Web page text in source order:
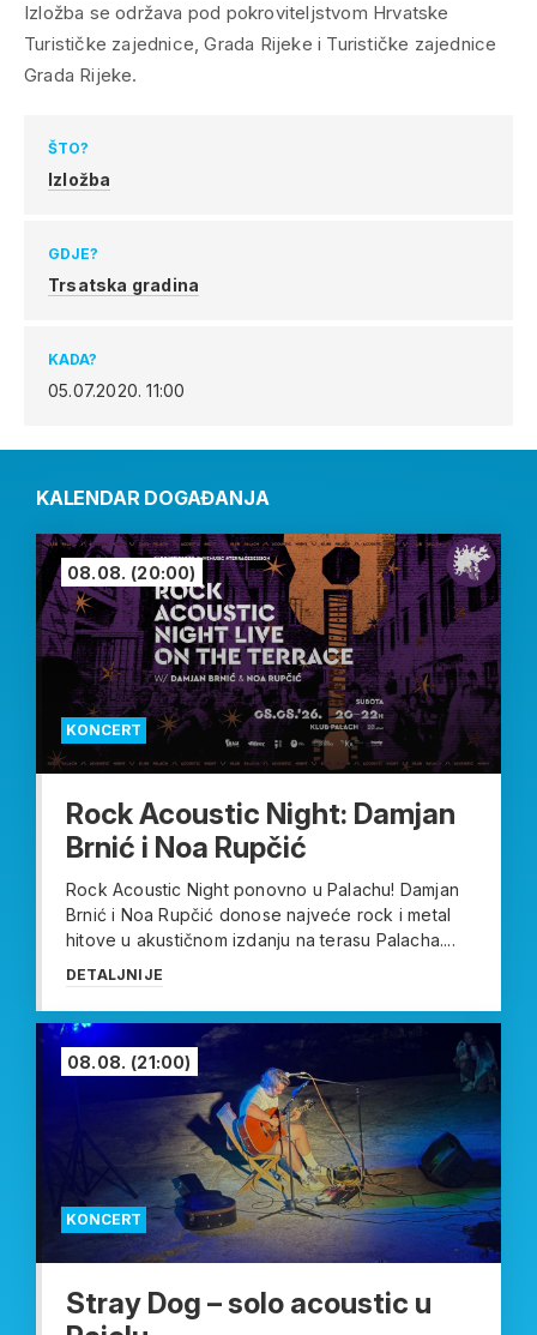
Izložba se održava pod pokroviteljstvom Hrvatske
Turističke zajednice, Grada Rijeke i Turističke zajednice
Grada Rijeke.
ŠTO?
Izložba
GDJE?
Trsatska gradina
KADA?
05.07.2020.11:00
KALENDAR DOGAĐANJA
KONCERT
08.08. (20:00)
Rock Acoustic Night: Damjan
Brnić i Noa Rupčić
Rock Acoustic Night ponovno u Palachu! Damjan
Brnić i Noa Rupčić donose najveće rock i metal
hitove u akustičnom izdanju na terasu Palacha....
DETALJNIJE
KONCERT
08.08. (21:00)
Stray Dog – solo acoustic u